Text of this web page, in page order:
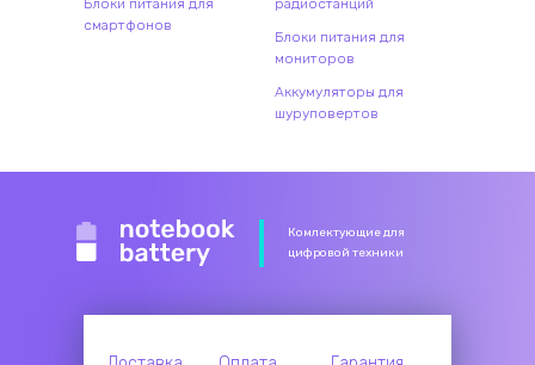
Блоки питания для
смартфонов
радиостанций
Блоки питания для
мониторов
Аккумуляторы для
шуруповертов
Комлектующие для
цифровой техники